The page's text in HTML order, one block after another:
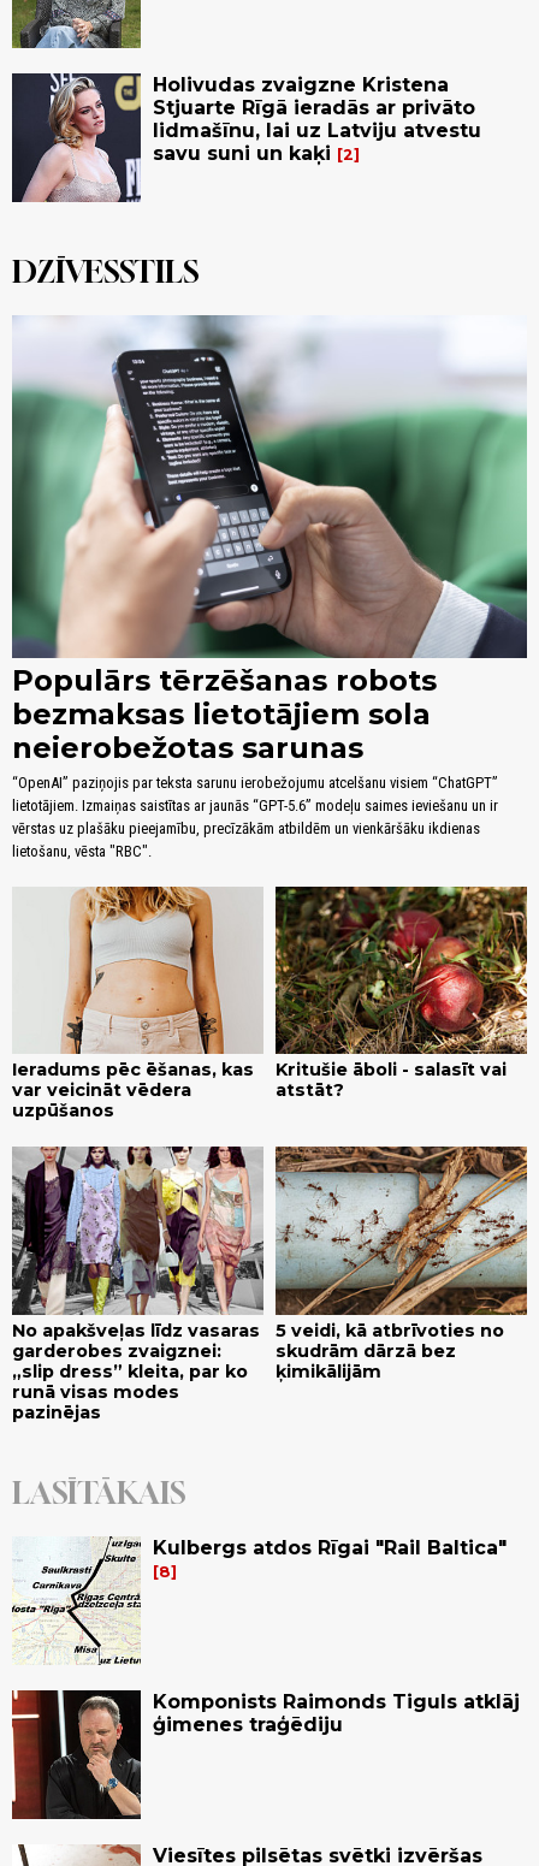
Holivudas zvaigzne Kristena
Stjuarte Rīgā ieradās ar privāto
lidmašīnu, lai uz Latviju atvestu
savu suni un kaķi
2
DZĪVESSTILS
Populārs tērzēšanas robots
bezmaksas lietotājiem sola
neierobežotas sarunas
“OpenAI” paziņojis par teksta sarunu ierobežojumu atcelšanu visiem “ChatGPT”
lietotājiem. Izmaiņas saistītas ar jaunās “GPT-5.6” modeļu saimes ieviešanu un ir
vērstas uz plašāku pieejamību, precīzākām atbildēm un vienkāršāku ikdienas
lietošanu, vēsta "RBC".
Ieradums pēc ēšanas, kas
var veicināt vēdera
uzpūšanos
Kritušie āboli - salasīt vai
atstāt?
No apakšveļas līdz vasaras
garderobes zvaigznei:
„slip dress” kleita, par ko
runā visas modes
pazinējas
5 veidi, kā atbrīvoties no
skudrām dārzā bez
ķimikālijām
LASĪTĀKAIS
Kulbergs atdos Rīgai "Rail Baltica"
8
Komponists Raimonds Tiguls atklāj
ģimenes traģēdiju
Viesītes pilsētas svētki izvēršas